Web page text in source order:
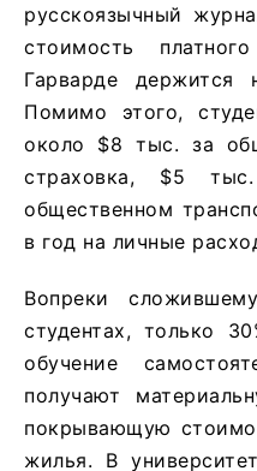
русскоязычный
стоимость
Гарварде
Помимо этого,
около $8 тыс. за
страховка, $5
общественном
в год на личные
Вопреки
студентах, только
обучение
получают
покрывающую
жилья. В